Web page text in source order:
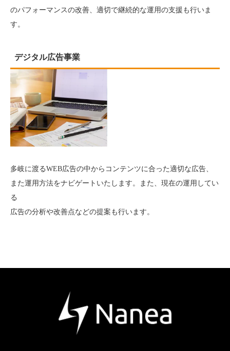
のパフォーマンスの改善、適切で継続的な運用の支援も行いま
す。
デジタル広告事業
多岐に渡るWEB広告の中からコンテンツに合った適切な広告、
また運用方法をナビゲートいたします。また、現在の運用してい
る
広告の分析や改善点などの提案も行います。